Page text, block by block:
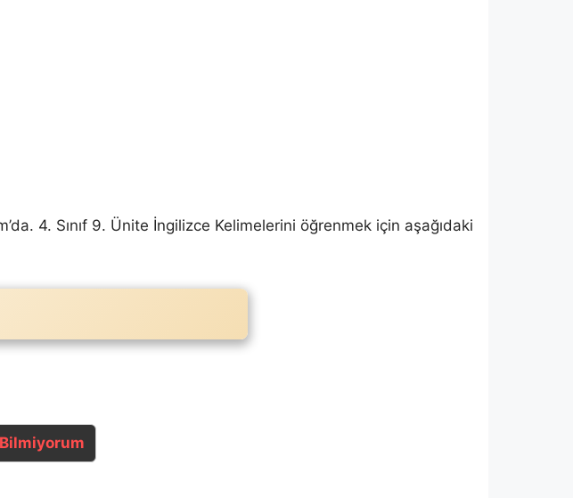
4. Sınıf 9. Ünite İngilizce Kelimelerini öğrenmek için aşağıdaki